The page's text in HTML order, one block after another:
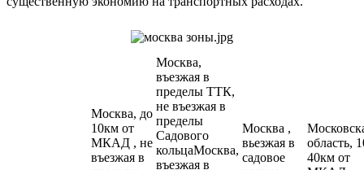
Москва, до
10км от
МКАД , не
въезжая в
Москва,
въезжая в
пределы ТТК,
не въезжая в
пределы
Садового
кольцаМосква,
въезжая в
Москва ,
вьезжая в
садовое
область,
40км от